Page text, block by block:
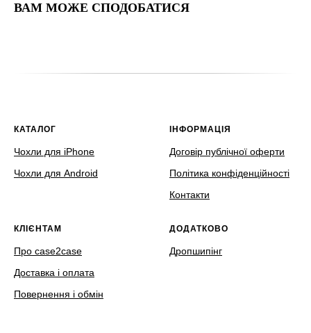
ВАМ МОЖЕ СПОДОБАТИСЯ
КАТАЛОГ
Чохли для iPhone
Чохли для Android
ІНФОРМАЦІЯ
Договір публічної оферти
Політика конфіденційності
Контакти
КЛІЄНТАМ
Про case2case
Доставка і оплата
Повернення і обмін
ДОДАТКОВО
Дропшипінг